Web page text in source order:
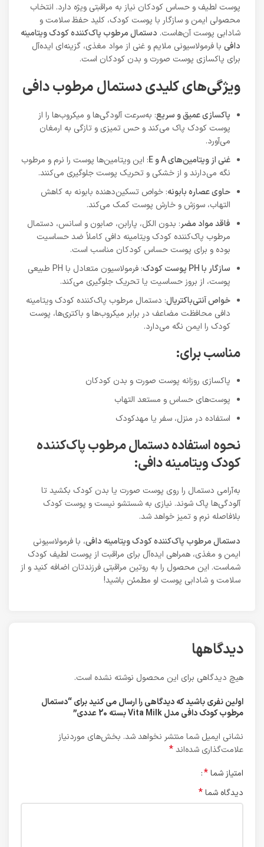
پوست لطیف و حساس کودکان نیاز به مراقبتی ویژه دارد. انتخاب
محصولی ایمن و سازگار با پوست کودک، کلید حفظ سلامت و
شادابی پوست آن‌هاست. دستمال مرطوب پاک‌کننده کودک ویتامینه
دافی با فرمولاسیونی ملایم و غنی از مواد مغذی، گزینه‌ای ایده‌آل
برای پاکسازی پوست صورت و بدن کودکان است.
ویژگی‌های کلیدی دستمال مرطوب دافی
پاکسازی عمیق و سریع: به‌سرعت آلودگی‌ها و میکروب‌ها را از
پوست کودک پاک می‌کند و حس تمیزی و تازگی به ارمغان
می‌آورد.
غنی از ویتامین‌هایAوE: این ویتامین‌ها پوست را نرم و مرطوب
نگه می‌دارند و از خشکی و تحریک پوست جلوگیری می‌کنند.
حاوی عصاره بابونه: خواص تسکین‌دهنده بابونه به کاهش
التهاب، سوزش و خارش پوست کمک می‌کند.
فاقد مواد مضر: بدون الکل، پارابن، صابون و اسانس، دستمال
مرطوب پاک‌کننده کودک ویتامینه دافی کاملاً ضد حساسیت
بوده و برای پوست حساس کودکان مناسب است.
سازگار باPH پوست کودک
: فرمولاسیون متعادل با PH طبیعی
پوست، از بروز حساسیت یا تحریک جلوگیری می‌کند.
خواص آنتی‌باکتریال: دستمال مرطوب پاک‌کننده کودک ویتامینه
دافی محافظت مضاعف در برابر میکروب‌ها و باکتری‌ها، پوست
کودک را ایمن نگه می‌دارد.
مناسب برای:
پاکسازی روزانه پوست صورت و بدن کودکان
پوست‌های حساس و مستعد التهاب
استفاده در منزل، سفر یا مهدکودک
نحوه استفاده دستمال مرطوب پاک‌کننده
کودک ویتامینه دافی:
به‌آرامی دستمال را روی پوست صورت یا بدن کودک بکشید تا
آلودگی‌ها پاک شوند. نیازی به شستشو نیست و پوست کودک
بلافاصله نرم و تمیز خواهد شد.
دستمال مرطوب پاک‌کننده کودک ویتامینه دافی، با فرمولاسیونی
ایمن و مغذی، همراهی ایده‌آل برای مراقبت از پوست لطیف کودک
شماست. این محصول را به روتین مراقبتی فرزندتان اضافه کنید و از
سلامت و شادابی پوست او مطمئن باشید!
دیدگاهها
هیچ دیدگاهی برای این محصول نوشته نشده است.
اولین نفری باشید که دیدگاهی را ارسال می کنید برای “دستمال
مرطوب کودک دافی مدل Vita Milk بسته 20 عددی”
نشانی ایمیل شما منتشر نخواهد شد. بخش‌های موردنیاز
علامت‌گذاری شده‌اند*
امتیاز شما*
دیدگاه شما*